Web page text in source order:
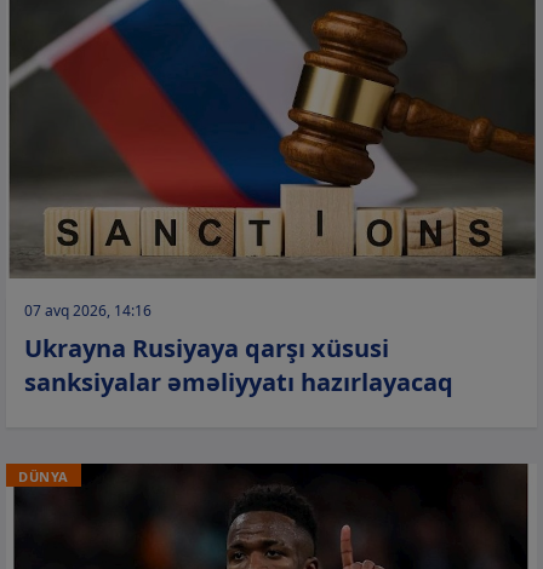
07 avq 2026, 14:16
Ukrayna Rusiyaya qarşı xüsusi
sanksiyalar əməliyyatı hazırlayacaq
DÜNYA